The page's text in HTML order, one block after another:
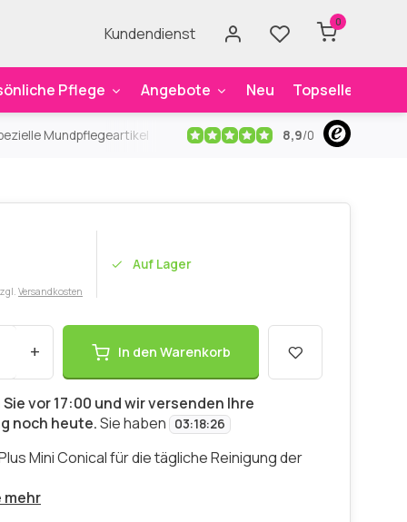
Kundendienst
0
Pflege Angebote Neu Topseller
Mundpflegeartikel Kostenloser Versandab 59€
8,9/0
Versandkosten
Auf Lager
+ In den Warenkorb
vor 17:00 und wir versenden Ihre
noch heute.Sie haben 03:18:25
Mini Conical für die tägliche Reinigung der
mehr